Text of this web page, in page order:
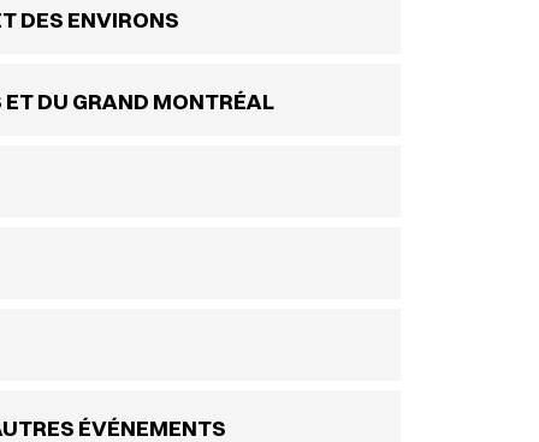
DES ENVIRONS
DU GRAND MONTRÉAL
ÉVÉNEMENTS